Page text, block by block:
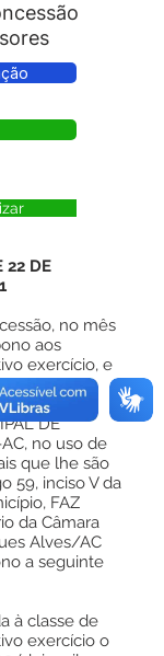
22 DE
no mês
aos
exercício, e
DE
AC, no uso de
que lhe são
59, inciso V da
FAZ
da Câmara
Alves/AC
a seguinte
à classe de
exercício o